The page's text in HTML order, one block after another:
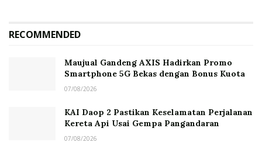
RECOMMENDED
Maujual Gandeng AXIS Hadirkan Promo
Smartphone 5G Bekas dengan Bonus Kuota
07/08/2026
KAI Daop 2 Pastikan Keselamatan Perjalanan
Kereta Api Usai Gempa Pangandaran
07/08/2026